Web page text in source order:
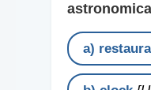
astronomical
a)